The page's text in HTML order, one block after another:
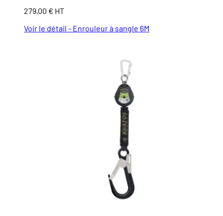
279,00 € HT
Voir le détail - Enrouleur à sangle 6M